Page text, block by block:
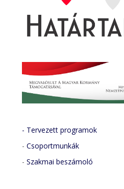
- Tervezett programok
-Csoportmunkák
-Szakmai beszámoló